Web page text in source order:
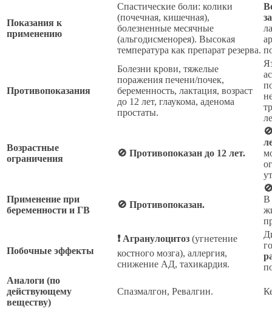
Показания к
применению
Спастические боли: колики
(почечная, кишечная),
болезненные месячные
(альгодисменорея). Высокая
температура как препарат резерва.
Противопоказания
Болезни крови, тяжелые
поражения печени/почек,
беременность, лактация, возраст
до 12 лет, глаукома, аденома
простаты.
Возрастные
ограничения
🚫 Противопоказан до 12 лет.
Применение при
беременности и ГВ
🚫 Противопоказан.
В
Побочные эффекты
❗ Агранулоцитоз (угнетение
костного мозга), аллергия,
снижение АД, тахикардия.
Аналоги (по
действующему
веществу)
Спазмалгон, Ревалгин.